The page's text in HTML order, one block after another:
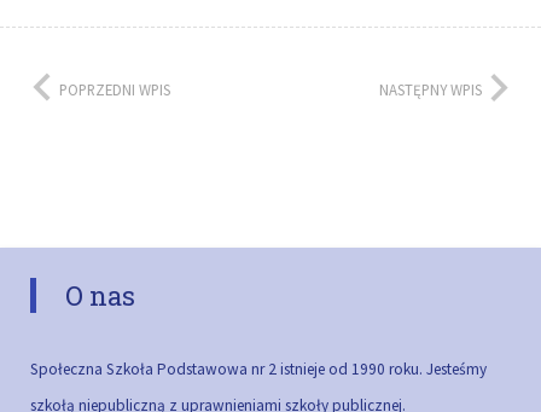
POPRZEDNI WPIS NASTĘPNY WPIS
O nas
Społeczna Szkoła Podstawowa nr 2 istnieje od 1990 roku. Jesteśmy
szkołą niepubliczną z uprawnieniami szkoły publicznej.